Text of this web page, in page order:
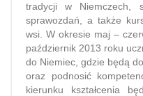
tradycji w Niemczech,
sprawozdań, a także
wsi. W okresie maj –
październik 2013 roku
do Niemiec, gdzie będą
oraz podnosić
kierunku kształcenia